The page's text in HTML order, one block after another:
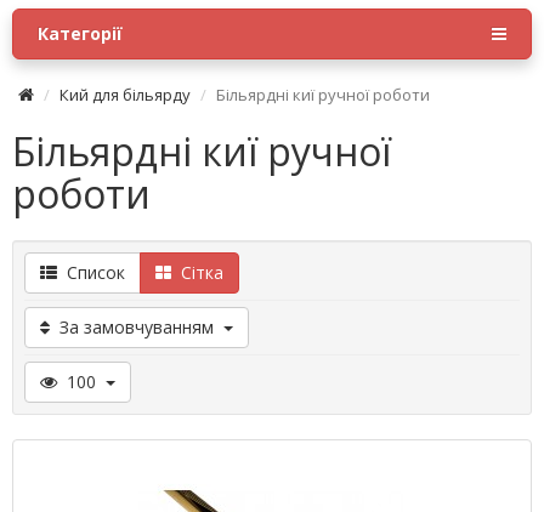
Категорії
Кий для більярду Більярдні киї ручної роботи
Більярдні киї ручної
роботи
Список Сітка
За замовчуванням
100